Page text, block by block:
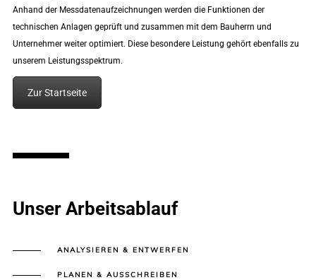
Anhand der Messdatenaufzeichnungen werden die Funktionen der
technischen Anlagen geprüft und zusammen mit dem Bauherrn und
Unternehmer weiter optimiert. Diese besondere Leistung gehört ebenfalls zu
unserem Leistungsspektrum.
Zur Startseite
Unser Arbeitsablauf
ANALYSIEREN & ENTWERFEN
PLANEN & AUSSCHREIBEN